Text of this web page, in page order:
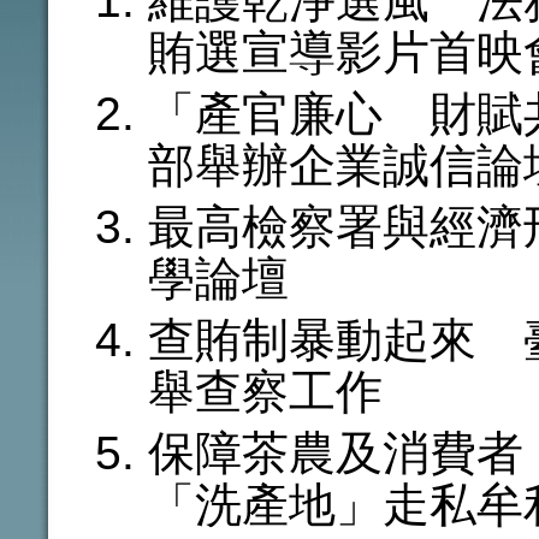
賄選宣導影片首映
「產官廉心 財
部舉辦企業誠信論
最高檢察署與經
學論壇
查賄制暴動起來
舉查察工作
保障茶農及消費
「洗產地」走私牟